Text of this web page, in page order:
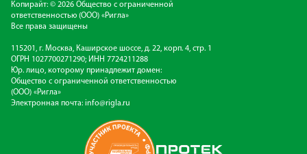
Копирайт: © 2026 Общество с ограниченной
ответственностью (ООО) «Ригла»
Все права защищены
115201, г. Москва, Каширское шоссе, д. 22, корп. 4, стр. 1
ОГРН 1027700271290; ИНН 7724211288
Юр. лицо, которому принадлежит домен:
Общество с ограниченной ответственностью
(ООО) «Ригла»
Электронная почта: info@rigla.ru